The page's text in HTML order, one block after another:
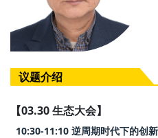
议题介绍
【03.30 生态大会】
10:30-11:10 逆周期时代下的创